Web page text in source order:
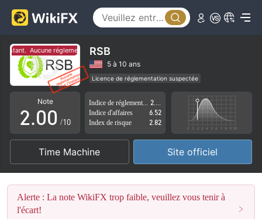
Aucune réglementation pour l'instant.
RSB
5 à 10 ans
Licence de réglementation suspectée
Région d'affaires suspectée
Risque élevé potentiel
Note
0
1
2
3
4
5
6
.0
1
2
3
4
0
1
2
3
/10
Indice d'affaires
6.52
Index de risque
2.82
Time Machine Site officiel
Alerte : La note WikiFX trop faible, veuillez vous tenir à
l'écart!